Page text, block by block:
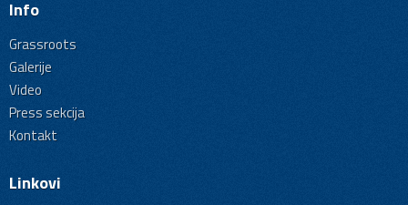
Info
Grassroots
Galerije
Video
Press sekcija
Kontakt
Linkovi